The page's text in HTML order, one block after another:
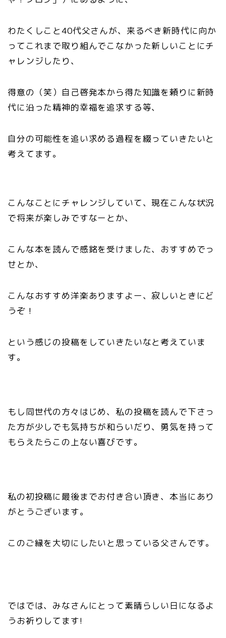
わたくしこと40代父さんが、来るべき新時代に向か
ってこれまで取り組んでこなかった新しいことにチ
ャレンジしたり、
得意の（笑）自己啓発本から得た知識を頼りに新時
代に沿った精神的幸福を追求する等、
自分の可能性を追い求める過程を綴っていきたいと
考えてます。
こんなことにチャレンジしていて、現在こんな状況
で将来が楽しみですなーとか、
こんな本を読んで感銘を受けました、おすすめでっ
せとか、
こんなおすすめ洋楽ありますよー、寂しいときにど
うぞ！
という感じの投稿をしていきたいなと考えていま
す。
もし同世代の方々はじめ、私の投稿を読んで下さっ
た方が少しでも気持ちが和らいだり、勇気を持って
もらえたらこの上ない喜びです。
私の初投稿に最後までお付き合い頂き、本当にあり
がとうございます。
このご縁を大切にしたいと思っている父さんです。
ではでは、みなさんにとって素晴らしい日になるよ
うお祈りしてます!